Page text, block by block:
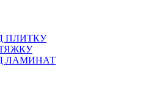
ПЛИТКУ
ЛАМИНАТ